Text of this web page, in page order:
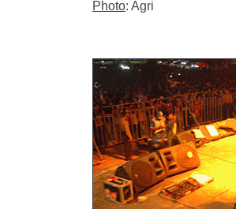
Photo: Agri